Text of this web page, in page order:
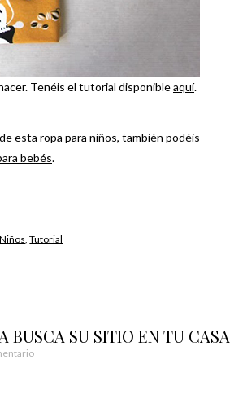
Tenéis el tutorial disponibleaquí.
esta ropa para niños, también podéis
bebés.
Niños,Tutorial
BUSCA SU SITIO EN TU CASA